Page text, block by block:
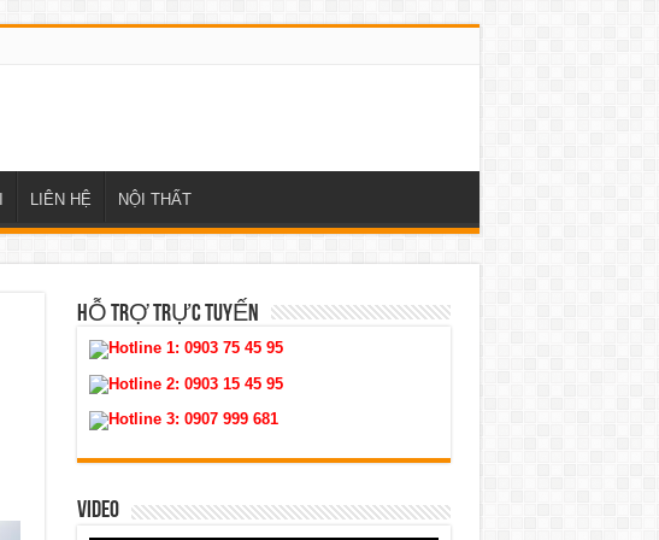
LIÊN HỆ NỘI THẤT
HỖ TRỢ TRỰC TUYẾN
Hotline 1: 0903 75 45 95
Hotline 2: 0903 15 45 95
Hotline 3: 0907 999 681
VIDEO